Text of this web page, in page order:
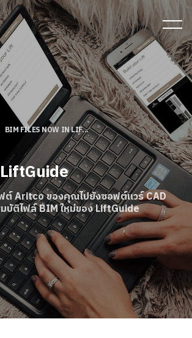
าร
มิน
BIM FILES NOW IN LIF...
ต์ Aritco ของคุณไปยังซอฟต์แวร์ CAD
ติไฟล์ BIM ใหม่ของ LiftGuide